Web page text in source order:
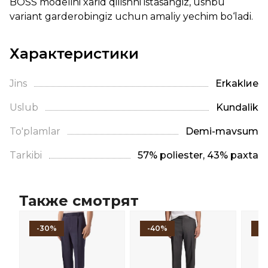
variant garderobingiz uchun amaliy yechim bo‘ladi.
Характеристики
Jins Erkaklие
Uslub Kundalik
To'plamlar Demi-mavsum
Tarkibi 57% poliester, 43% paxta
Также смотрят
-30% -40%